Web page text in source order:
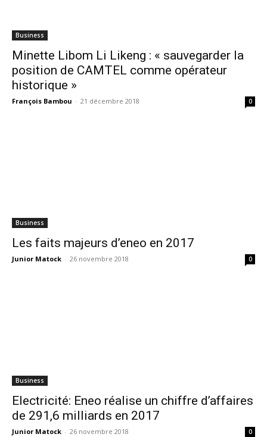
Business
Minette Libom Li Likeng : « sauvegarder la
position de CAMTEL comme opérateur
historique »
François Bambou - 21 décembre 2018 0
Business
Les faits majeurs d’eneo en 2017
Junior Matock - 26 novembre 2018 0
Business
Electricité: Eneo réalise un chiffre d’affaires
de 291,6 milliards en 2017
Junior Matock - 26 novembre 2018 0